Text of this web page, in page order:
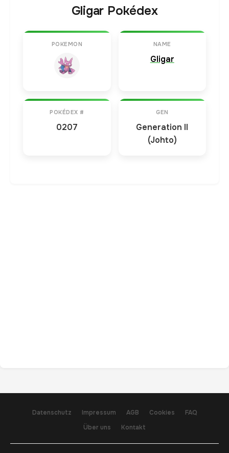
Gligar Pokédex
POKEMON NAME
Gligar
POKÉDEX #
0207
GEN
Generation II
(Johto)
Datenschutz Impressum AGB Cookies
FAQ
Über uns
Kontakt